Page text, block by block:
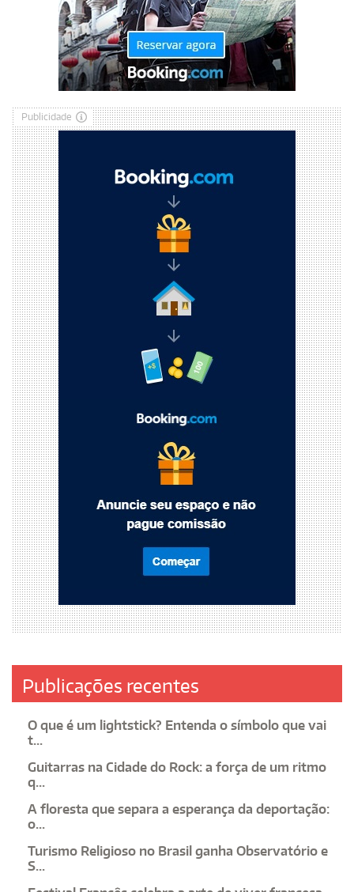
Publicidade
Publicações recentes
O que é um lightstick? Entenda o símbolo que vai
t...
Guitarras na Cidade do Rock: a força de um ritmo
q...
A floresta que separa a esperança da deportação:
o...
Turismo Religioso no Brasil ganha Observatório e
S...